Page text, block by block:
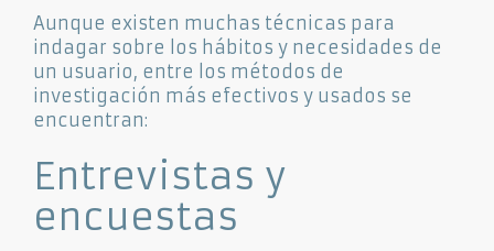
Aunque existen muchas técnicas para
indagar sobre los hábitos y necesidades de
un usuario, entre los métodos de
investigación más efectivos y usados se
encuentran:
Entrevistas y
encuestas